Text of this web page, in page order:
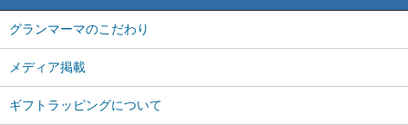
グランマーマのこだわり
メディア掲載
ギフトラッピングについて